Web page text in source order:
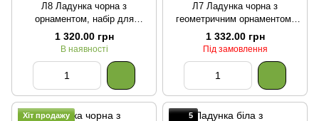
Л8 Ладунка чорна з
орнаментом, набір для
вишивки бісером
1 320.00 грн
В наявності
Л7 Ладунка чорна з
геометричним орнаментом,
набір для вишивки бісером
1 332.00 грн
Під замовлення
Хіт продажу
5